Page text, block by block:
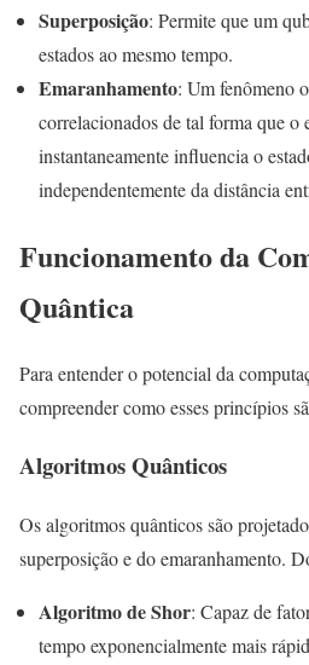
Superposição: Permite que um
estados ao mesmo tempo.
Emaranhamento: Um fenômeno
correlacionados de tal forma que o
instantaneamente influencia o
independentemente da distância
Funcionamento da
Quântica
Para entender o potencial da
compreender como esses princípios
Algoritmos Quânticos
Os algoritmos quânticos são
superposição e do emaranhamento.
Algoritmo de Shor: Capaz de
tempo exponencialmente mais